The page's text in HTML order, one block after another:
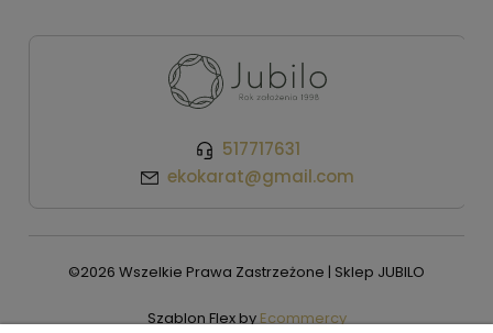
517717631
ekokarat@gmail.com
©2026 Wszelkie Prawa Zastrzeżone | Sklep JUBILO
Szablon Flex byEcommercy